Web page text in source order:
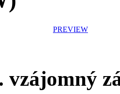
PREVIEW
vzájomný